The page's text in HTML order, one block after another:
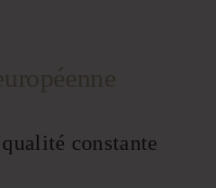
constante